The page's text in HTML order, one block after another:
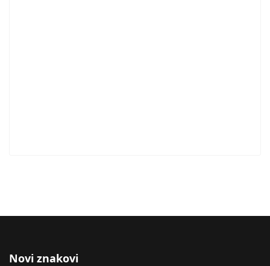
Novi znakovi